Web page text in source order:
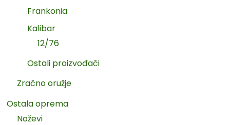
Frankonia
Kalibar
12/76
Ostali proizvođači
Zračno oružje
Ostala oprema
Noževi